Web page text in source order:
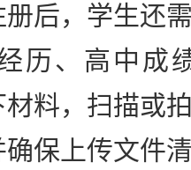
，学生还需
历、高中成
料，扫描或
保上传文件